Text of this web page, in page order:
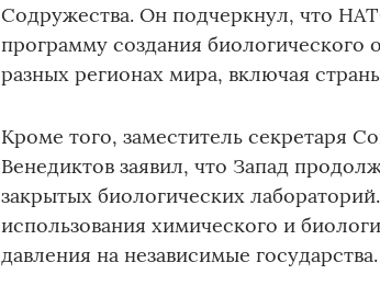
Содружества. Он подчеркнул, что
программу создания биологического
разных регионах мира, включая
Кроме того, заместитель секретаря
Венедиктов заявил, что Запад
закрытых биологических
использования химического и
давления на независимые государства.